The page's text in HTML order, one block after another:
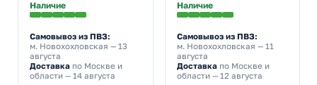
белый
Наличие
Самовывоз из ПВЗ:
м. Новохохловская — 13
августа
Доставка по Москве и
области — 14 августа
Наличие
Самовывоз из ПВЗ:
м. Новохохловская — 11
августа
Доставкапо Москве и
области — 12 августа